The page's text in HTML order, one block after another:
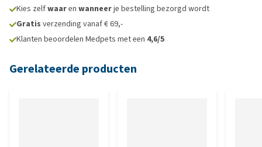
Kies zelfwaaren wanneerje bestelling bezorgd wordt
Gratis verzending vanaf € 69,-
Klanten beoordelen Medpets met een 4,6/5
Gerelateerde producten